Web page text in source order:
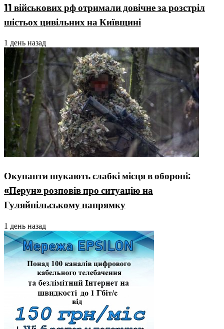
11 військових рф отримали довічне за розстріл
шістьох цивільних на Київщині
1 день назад
Окупанти шукають слабкі місця в обороні:
«Перун» розповів про ситуацію на
Гуляйпільському напрямку
1 день назад